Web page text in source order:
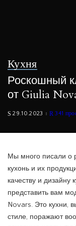
Кухня
Роскошный
от Giulia
29.10.2023 341
Мы много писали о
кухонь и их
качеству и дизайну
представить вам
Novars. Это кухни,
стиле, поражают